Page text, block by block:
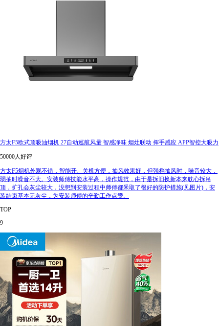
方太F5欧式顶吸油烟机 27自动巡航风量 智感净味 烟灶联动 挥手感应 APP智控大吸力
50000人好评
方太F5烟机外观不错，智能开、关机方便，抽风效果好，但强档抽风时，噪音较大，
弱抽时噪音不大。安装师傅技能水平高，操作规范，由于是拆旧换新本来耽心拆吊
顶，扩孔会灰尘较大，没想到安装过程中师傅都釆取了很好的防护措施(见图片)，安
装结束基本无灰尘，为安装师傅的辛勤工作点赞。
TOP
9